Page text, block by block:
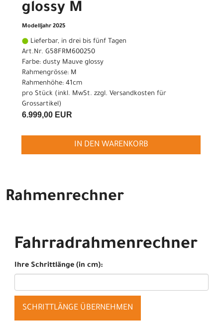
glossy M
Modelljahr 2025
Lieferbar, in drei bis fünf Tagen
Art.Nr. G58FRM600250
Farbe: dusty Mauve glossy
Rahmengrösse: M
Rahmenhöhe: 41cm
pro Stück (inkl. MwSt. zzgl. Versandkosten für
Grossartikel)
6.999,00 EUR
IN DEN WARENKORB
Rahmenrechner
Fahrradrahmenrechner
Ihre Schrittlänge (in cm):
SCHRITTLÄNGE ÜBERNEHMEN